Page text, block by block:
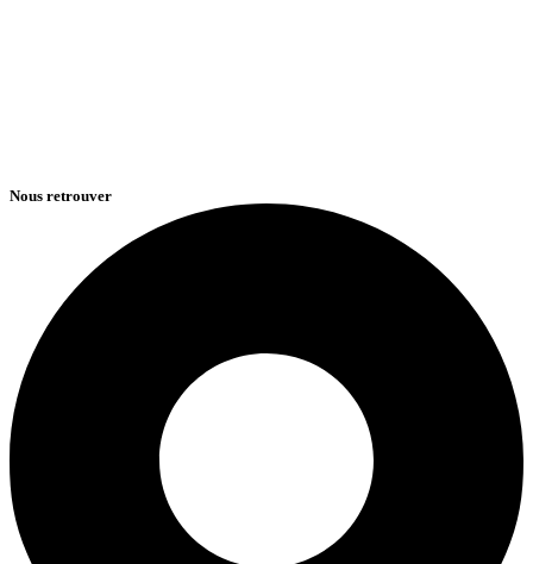
Nous retrouver